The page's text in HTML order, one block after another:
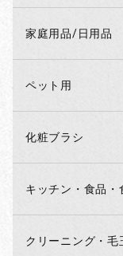
家庭用品/日用品
ペット用
化粧ブラシ
キッチン・食品・
クリーニング・毛
お買い